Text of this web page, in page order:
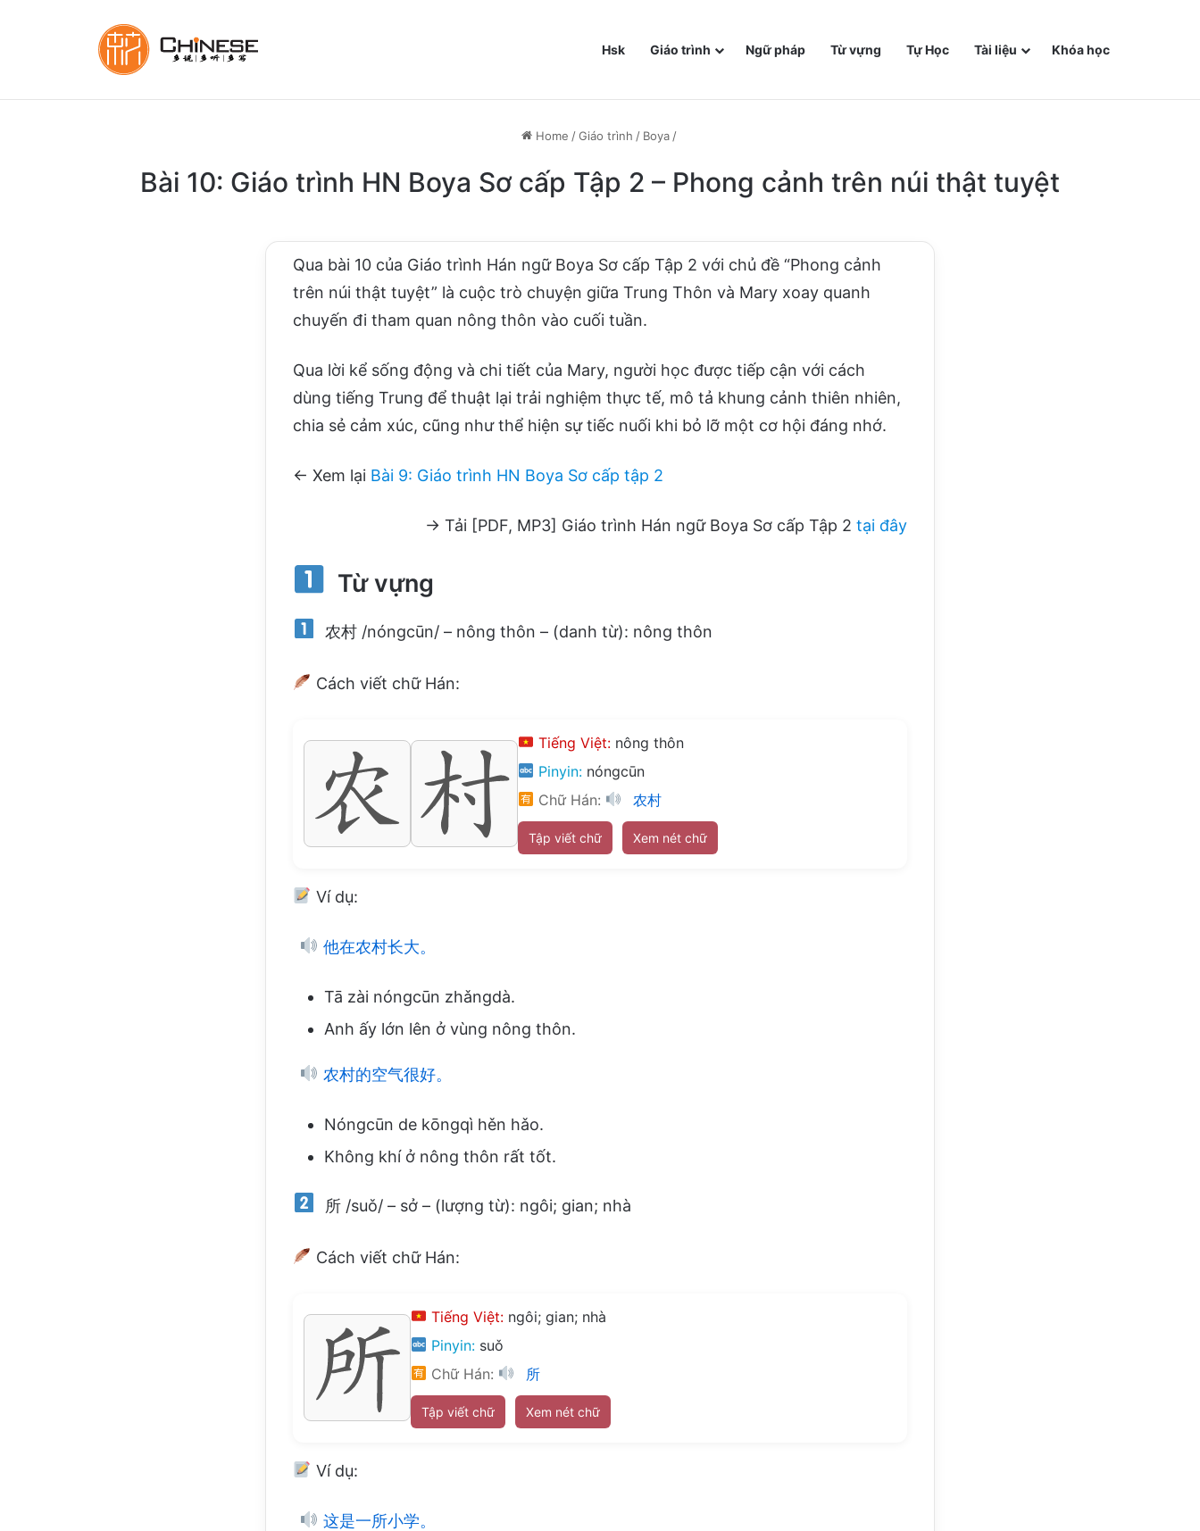
Hsk Giáo trình Ngữ pháp Từ vựng Tự Học Tài liệu Khóa học
Home / Giáo trình / Boya /
Bài 10: Giáo trình HN Boya Sơ cấp Tập 2 – Phong cảnh trên núi thật tuyệt
Qua bài 10 của Giáo trình Hán ngữ Boya Sơ cấp Tập 2 với chủ đề “Phong cảnh
trên núi thật tuyệt” là cuộc trò chuyện giữa Trung Thôn và Mary xoay quanh
chuyến đi tham quan nông thôn vào cuối tuần.
Qua lời kể sống động và chi tiết của Mary, người học được tiếp cận với cách
dùng tiếng Trung để thuật lại trải nghiệm thực tế, mô tả khung cảnh thiên nhiên,
chia sẻ cảm xúc, cũng như thể hiện sự tiếc nuối khi bỏ lỡ một cơ hội đáng nhớ.
← Xem lại Bài 9: Giáo trình HN Boya Sơ cấp tập 2
→ Tải [PDF, MP3] Giáo trình Hán ngữ Boya Sơ cấp Tập 2 tại đây
Từ vựng
农村 /nóngcūn/ – nông thôn – (danh từ): nông thôn
Cách viết chữ Hán:
Tiếng Việt: nông thôn
Pinyin: nóngcūn
Chữ Hán:
农村
Tập viết chữ Xem nét chữ
Ví dụ:
他在农村长大。
Tā zài nóngcūn zhǎngdà.
Anh ấy lớn lên ở vùng nông thôn.
农村的空气很好。
Nóngcūn de kōngqì hěn hǎo.
Không khí ở nông thôn rất tốt.
所 /suǒ/ – sở – (lượng từ): ngôi; gian; nhà
Cách viết chữ Hán:
Tiếng Việt: ngôi; gian; nhà
Pinyin: suǒ
Chữ Hán:
所
Tập viết chữ Xem nét chữ
Ví dụ:
这是一所小学。